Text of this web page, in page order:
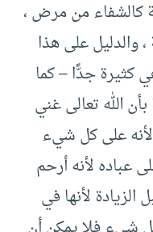
كالشفاء من مرض ،
والدليل على هذا
كثيرة جدًّا – كما
بأن الله تعالى غني
لأنه على كل شيء
عباده لأنه أرحم
الزيادة لأنها في